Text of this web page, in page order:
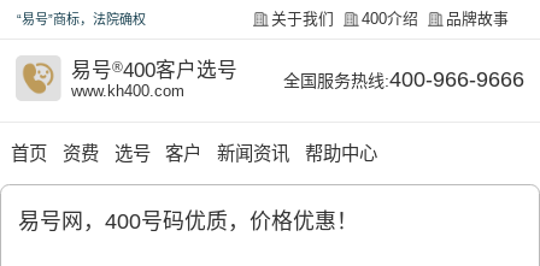
“易号”商标，法院确权 关于我们 400介绍 品牌故事
易号®400客户选号
www.kh400.com
全国服务热线:400-966-9666
首页 资费 选号 客户 新闻资讯 帮助中心
易号网，400号码优质，价格优惠！